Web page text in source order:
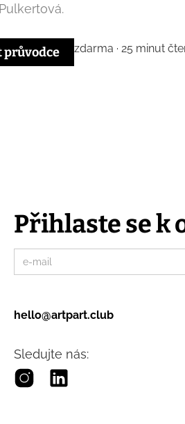
průvodce zdarma · 25 minut
Přihlaste se k
hello@artpart.club
Sledujte nás: